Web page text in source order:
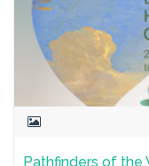
Pathfinders of the